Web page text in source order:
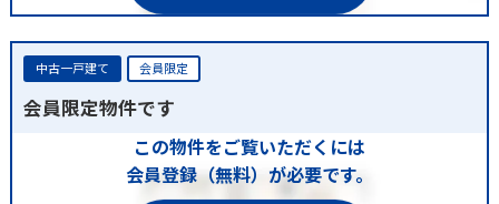
中古一戸建て 会員限定
会員限定物件です
この物件をご覧いただくには
会員登録（無料）が必要です。